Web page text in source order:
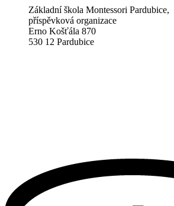
Základní škola Montessori Pardubice,
příspěvková organizace
Erno Košťála 870
530 12 Pardubice